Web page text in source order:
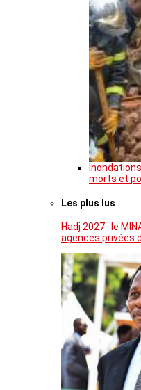
morts et
Les plus lus
Hadj 2027 : le
agences privées